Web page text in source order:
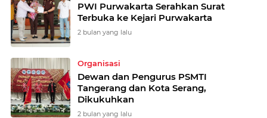
PWI Purwakarta Serahkan Surat
Terbuka ke Kejari Purwakarta
2 bulan yang lalu
Organisasi
Dewan dan Pengurus PSMTI
Tangerang dan Kota Serang,
Dikukuhkan
2 bulan yang lalu